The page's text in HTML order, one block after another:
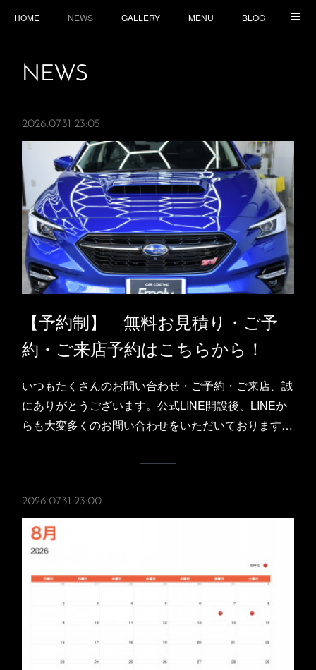
HOME NEWS GALLERY MENU BLOG
NEWS
2026.07.31 23:05
【予約制】 無料お見積り・ご予
約・ご来店予約はこちらから！
いつもたくさんのお問い合わせ・ご予約・ご来店、誠
にありがとうございます。公式LINE開設後、LINEか
らも大変多くのお問い合わせをいただいております…
2026.07.31 23:00